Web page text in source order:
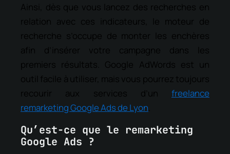
Ainsi, dès que vous lancez des recherches en
relation avec ces indicateurs, le moteur de
recherche s’occupe de monter les enchères
afin d’insérer votre campagne dans les
premiers résultats. Google AdWords est un
outil facile à utiliser, mais vous pourrez toujours
recourir aux services d’un freelance
remarketing Google Ads de Lyon
Qu’est-ce que le remarketing
Google Ads ?